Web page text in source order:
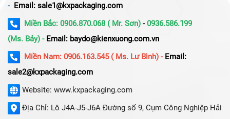
- Email: sale1@kxpackaging.com
Miền Bắc: 0906.870.068 ( Mr. Sơn) - 0936.586.199
(Ms. Bảy) - Email: baydo@kienxuong.com.vn
Miền Nam: 0906.163.545 ( Ms. Lư Bình) - Email:
sale2@kxpackaging.com
Website: www.kxpackaging.com
Địa Chỉ: Lô J4A-J5-J6A Đường số 9, Cụm Công Nghiệp Hải